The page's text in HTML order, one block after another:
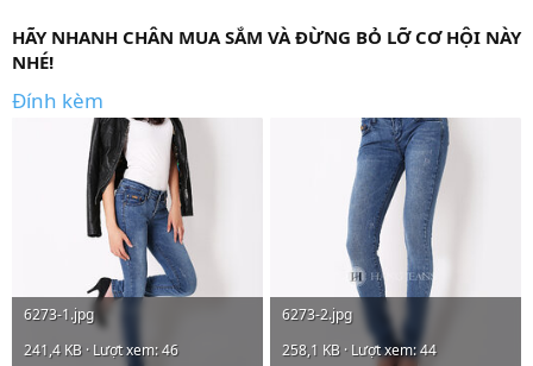
HÃY NHANH CHÂN MUA SẮM VÀ ĐỪNG BỎ LỠ CƠ HỘI NÀY
NHÉ!
Đính kèm
6273-1.jpg
241,4 KB · Lượt xem: 46
6273-2.jpg
258,1 KB · Lượt xem: 44